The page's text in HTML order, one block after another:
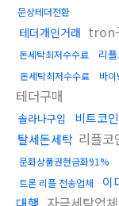
문상테더전환
테더개인거래 tron
돈세탁최저수수료 리
돈세탁최저수수료 바
테더구매
솔라나구입 비트코
탈세돈세탁 리플코
문화상품권현금화91%
트론 리플 전송업체 이